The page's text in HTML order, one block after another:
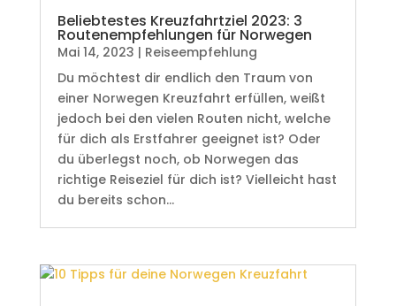
Beliebtestes Kreuzfahrtziel 2023: 3
Routenempfehlungen für Norwegen
Mai 14, 2023 | Reiseempfehlung
Du möchtest dir endlich den Traum von
einer Norwegen Kreuzfahrt erfüllen, weißt
jedoch bei den vielen Routen nicht, welche
für dich als Erstfahrer geeignet ist? Oder
du überlegst noch, ob Norwegen das
richtige Reiseziel für dich ist? Vielleicht hast
du bereits schon...